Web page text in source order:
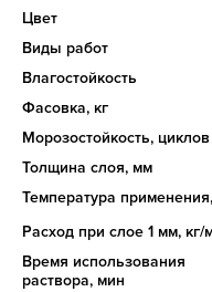
Цвет
Виды работ
Влагостойкость
Фасовка, кг
Морозостойкость, циклов
Толщина слоя, мм
Температура применения,
Расход при слое 1 мм, кг/
Время использования
раствора, мин